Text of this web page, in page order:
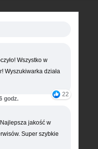
Wszystko w
Wyszukiwarka działa
22
godz.
jakość w
Super szybkie